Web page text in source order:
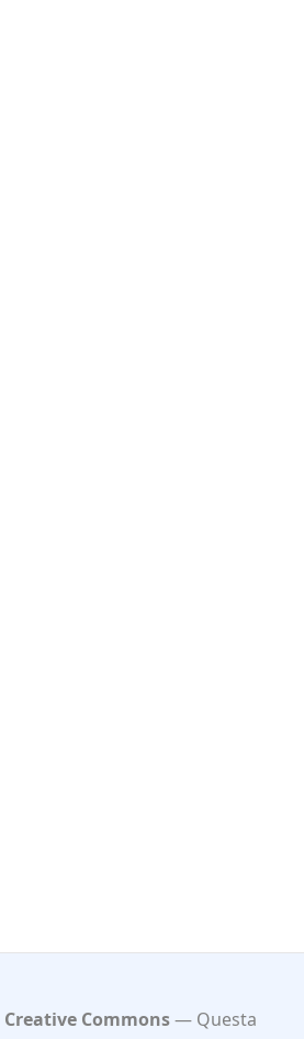
Creative Commons
Questa